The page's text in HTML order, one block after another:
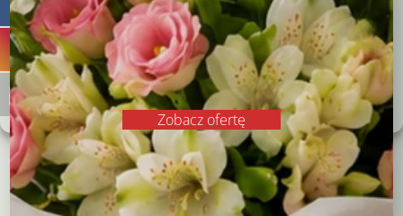
Odrzucam
Zobacz preferencje
Polityka plików cookiesPolityka prywatności
Koszyczek “Wiosenna
radość”
78,00zł
Koszyk z kurczaczkiem
89,00zł
Zobacz ofertę